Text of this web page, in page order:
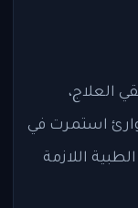
العلاج،
استمرت في
اللازمة